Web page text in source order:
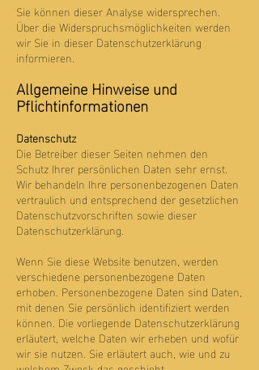
Sie können dieser Analyse widersprechen.
Über die Widerspruchsmöglichkeiten werden
wir Sie in dieser Datenschutzerklärung
informieren.
Allgemeine Hinweise und
Pflichtinformationen
Datenschutz
Die Betreiber dieser Seiten nehmen den
Schutz Ihrer persönlichen Daten sehr ernst.
Wir behandeln Ihre personenbezogenen Daten
vertraulich und entsprechend der gesetzlichen
Datenschutzvorschriften sowie dieser
Datenschutzerklärung.
Wenn Sie diese Website benutzen, werden
verschiedene personenbezogene Daten
erhoben. Personenbezogene Daten sind Daten,
mit denen Sie persönlich identifiziert werden
können. Die vorliegende Datenschutzerklärung
erläutert, welche Daten wir erheben und wofür
wir sie nutzen. Sie erläutert auch, wie und zu